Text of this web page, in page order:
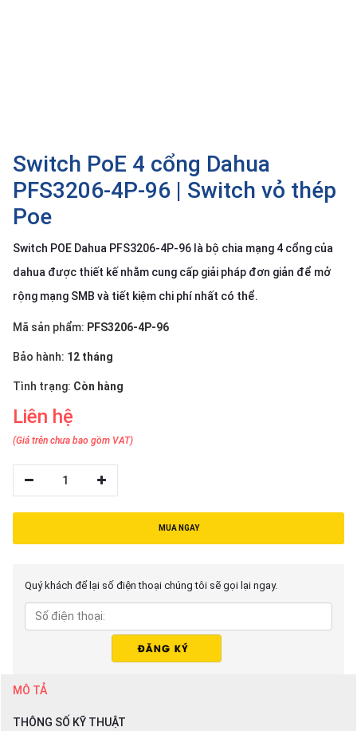
Switch PoE 4 cổng Dahua
PFS3206-4P-96 | Switch vỏ thép
Poe
Switch POE Dahua PFS3206-4P-96 là bộ chia mạng 4 cổng của
dahua được thiết kế nhằm cung cấp giải pháp đơn giản để mở
rộng mạng SMB và tiết kiệm chi phí nhất có thể.
Mã sản phẩm: PFS3206-4P-96
Bảo hành: 12 tháng
Tình trạng: Còn hàng
Liên hệ
(Giá trên chưa bao gồm VAT)
1
MUA NGAY
Quý khách để lại số điện thoại chúng tôi sẽ gọi lại ngay.
MÔ TẢ
THÔNG SỐ KỸ THUẬT
pháp
Dịch
vụ
Hỗ
Tin
tức
hệ
Giới
thiệu
NGỮ